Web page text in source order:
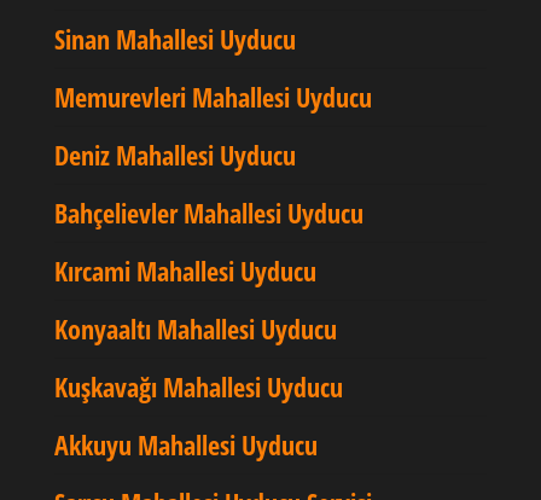
Sinan Mahallesi Uyducu
Memurevleri Mahallesi Uyducu
Deniz Mahallesi Uyducu
Bahçelievler Mahallesi Uyducu
Kırcami Mahallesi Uyducu
Konyaaltı Mahallesi Uyducu
Kuşkavağı Mahallesi Uyducu
Akkuyu Mahallesi Uyducu